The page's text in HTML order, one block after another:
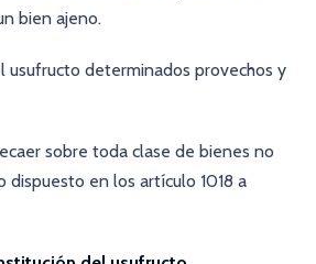
bien ajeno.
usufructo determinados provechos y
sobre toda clase de bienes no
dispuesto en los artículo 1018 a